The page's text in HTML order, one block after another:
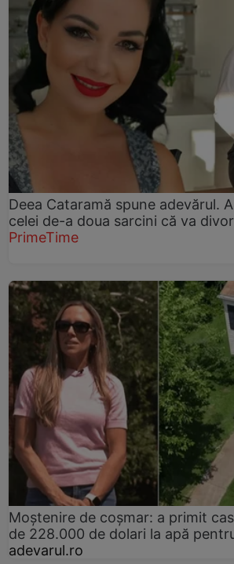
Deea Cataramă spune adevărul.
celei de-a doua sarcini că va
PrimeTime
Moștenire de coșmar: a primit
de 228.000 de dolari la apă
adevarul.ro